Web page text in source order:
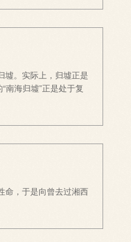
墟。实际上，归墟正是
南海归墟”正是处于复
命，于是向曾去过湘西